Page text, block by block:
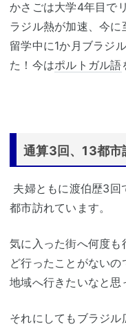
かさごは大学4年目で
ラジル熱が加速、今
留学中に1か月ブラジ
た！今はポルトガル語
通算3回、13都市
夫婦ともに渡伯歴3回
都市訪れています。
気に入った街へ何度
ど行ったことがない
地域へ行きたいなと思
それにしてもブラジル